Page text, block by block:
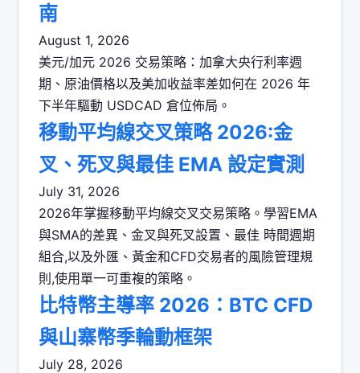
南
August 1, 2026
美元/加元 2026 交易策略：加拿大央行利率週
期、原油價格以及美加收益率差如何在 2026 年
下半年驅動 USDCAD 倉位佈局。
移動平均線交叉策略 2026:金
叉、死叉與最佳 EMA 設定實測
July 31, 2026
2026年掌握移動平均線交叉交易策略。學習EMA
與SMA的差異、金叉與死叉設置、最佳 時間週期
組合,以及外匯、黃金和CFD交易者的風險管理規
則,使用單一可重複的策略。
比特幣主導率 2026：BTC CFD
與山寨幣季輪動框架
July 28, 2026